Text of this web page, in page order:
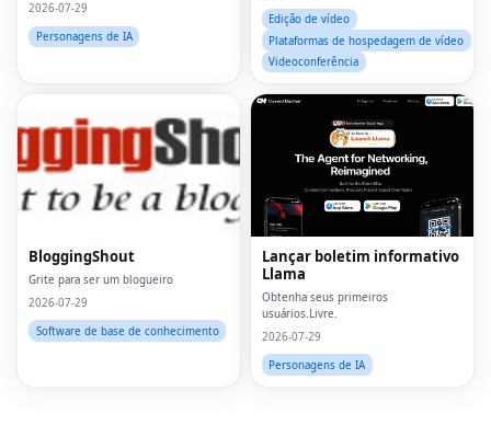
2026-07-29
Personagens de IA
Edição de vídeo
Plataformas de hospedagem de vídeo
Videoconferência
BloggingShout
Grite para ser um blogueiro
2026-07-29
Software de base de conhecimento
Lançar boletim informativo
Llama
Obtenha seus primeiros
usuários.Livre.
2026-07-29
Personagens de IA